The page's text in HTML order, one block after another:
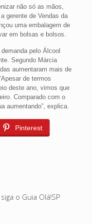
não só as mãos,
gerente de Vendas da
uma embalagem de
em bolsas e bolsos.
pelo Álcool
Segundo Márcia
aumentaram mais de
de termos
deste ano, vimos que
Comparado com o
aumentando”, explica.
Pinterest
o Guia Olá!SP